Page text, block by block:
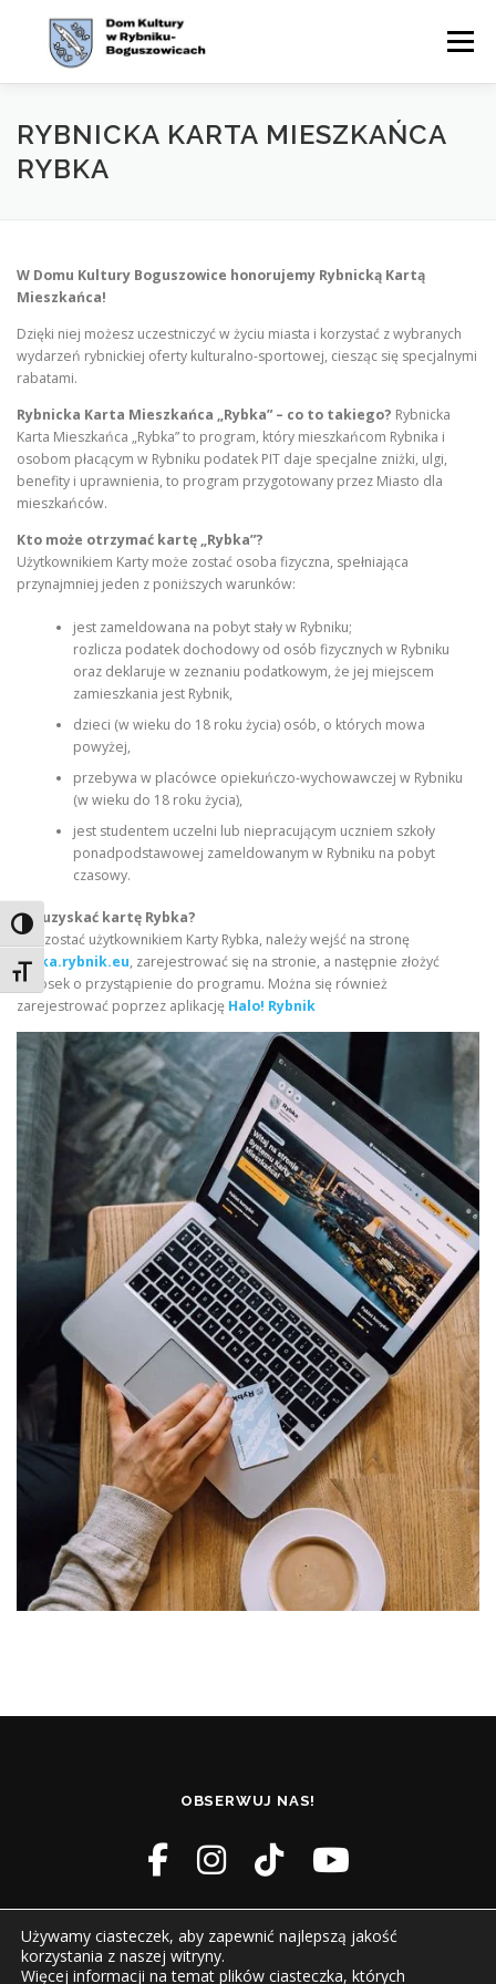
Toggle High Contrast
Toggle Font size
Menu
WYDARZENIA AKTUALNOŚCI ZAJĘCIA
RYBNICKA KARTA MIESZKAŃCA
RYBKA
W Domu Kultury Boguszowice honorujemy Rybnicką Kartą
Mieszkańca!
Dzięki niej możesz uczestniczyć w życiu miasta i korzystać z wybranych
wydarzeń rybnickiej oferty kulturalno-sportowej, ciesząc się specjalnymi
rabatami.
Rybnicka Karta Mieszkańca „Rybka” – co to takiego? Rybnicka
Karta Mieszkańca „Rybka” to program, który mieszkańcom Rybnika i
osobom płacącym w Rybniku podatek PIT daje specjalne zniżki, ulgi,
benefity i uprawnienia, to program przygotowany przez Miasto dla
mieszkańców.
Kto może otrzymać kartę „Rybka”?
Użytkownikiem Karty może zostać osoba fizyczna, spełniająca
przynajmniej jeden z poniższych warunków:
jest zameldowana na pobyt stały w Rybniku;
rozlicza podatek dochodowy od osób fizycznych w Rybniku
oraz deklaruje w zeznaniu podatkowym, że jej miejscem
zamieszkania jest Rybnik,
dzieci (w wieku do 18 roku życia) osób, o których mowa
powyżej,
przebywa w placówce opiekuńczo-wychowawczej w Rybniku
(w wieku do 18 roku życia),
jest studentem uczelni lub niepracującym uczniem szkoły
ponadpodstawowej zameldowanym w Rybniku na pobyt
czasowy.
Jak uzyskać kartę Rybka?
Aby zostać użytkownikiem Karty Rybka, należy wejść na stronę
rybka.rybnik.eu, zarejestrować się na stronie, a następnie złożyć
wniosek o przystąpienie do programu. Można się również
zarejestrować poprzez aplikację Halo! Rybnik
OBSERWUJ NAS!
Używamy ciasteczek, aby zapewnić najlepszą jakość
korzystania z naszej witryny.
Więcej informacji na temat plików ciasteczka, których